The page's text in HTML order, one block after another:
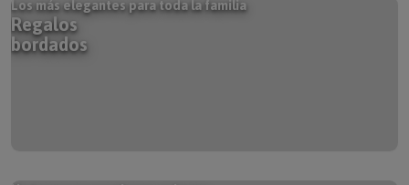
Regalos
bordados